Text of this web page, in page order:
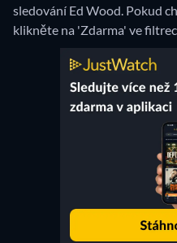
sledování Ed Wood. Pokud
klikněte na 'Zdarma' ve